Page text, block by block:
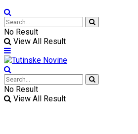
No Result
View All Result
No Result
View All Result